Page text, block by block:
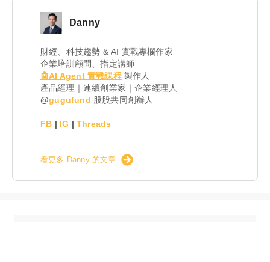
Danny
財經、科技趨勢 & AI 實戰專欄作家
企業培訓顧問、指定講師
🤖AI Agent 實戰課程 製作人
產品經理｜連續創業家｜企業經理人
@gugufund 股股共同創辦人
FB | IG |Threads
看更多 Danny 的文章